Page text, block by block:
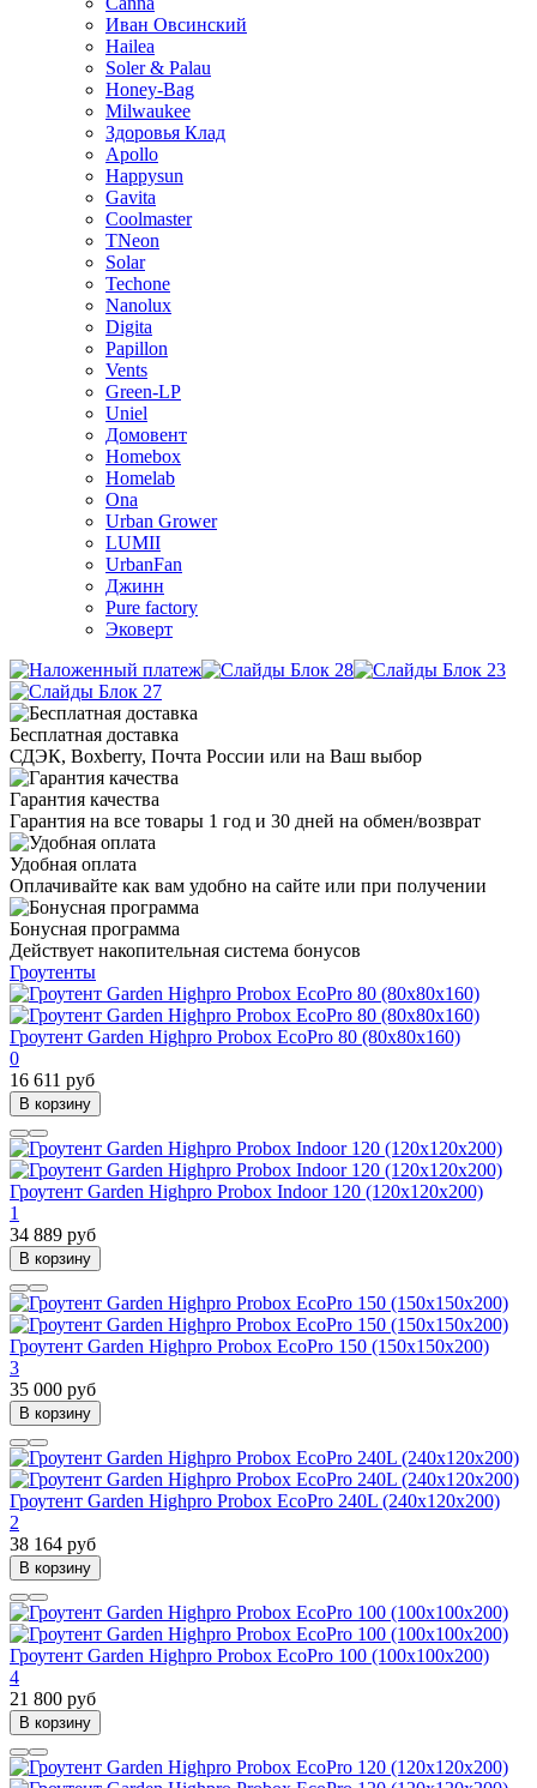
Иван Овсинский
Hailea
Soler & Palau
Honey-Bag
Milwaukee
Здоровья Клад
Apollo
Happysun
Gavita
Coolmaster
TNeon
Solar
Techone
Nanolux
Digita
Papillon
Vents
Green-LP
Uniel
Домовент
Homebox
Homelab
Ona
Urban Grower
LUMII
UrbanFan
Джинн
Pure factory
Эковерт
Бесплатная доставка
СДЭК, Boxberry, Почта России или на Ваш выбор
Гарантия качества
Гарантия на все товары 1 год и 30 дней на обмен/возврат
Удобная оплата
Оплачивайте как вам удобно на сайте или при получении
Бонусная программа
Действует накопительная система бонусов
Гроутенты
Гроутент Garden Highpro Probox EcoPro 80 (80х80х160)
0
16 611 руб
В корзину
Гроутент Garden Highpro Probox Indoor 120 (120х120х200)
1
34 889 руб
В корзину
Гроутент Garden Highpro Probox EcoPro 150 (150х150х200)
3
35 000 руб
В корзину
Гроутент Garden Highpro Probox EcoPro 240L (240х120х200)
2
38 164 руб
В корзину
Гроутент Garden Highpro Probox EcoPro 100 (100х100х200)
4
21 800 руб
В корзину